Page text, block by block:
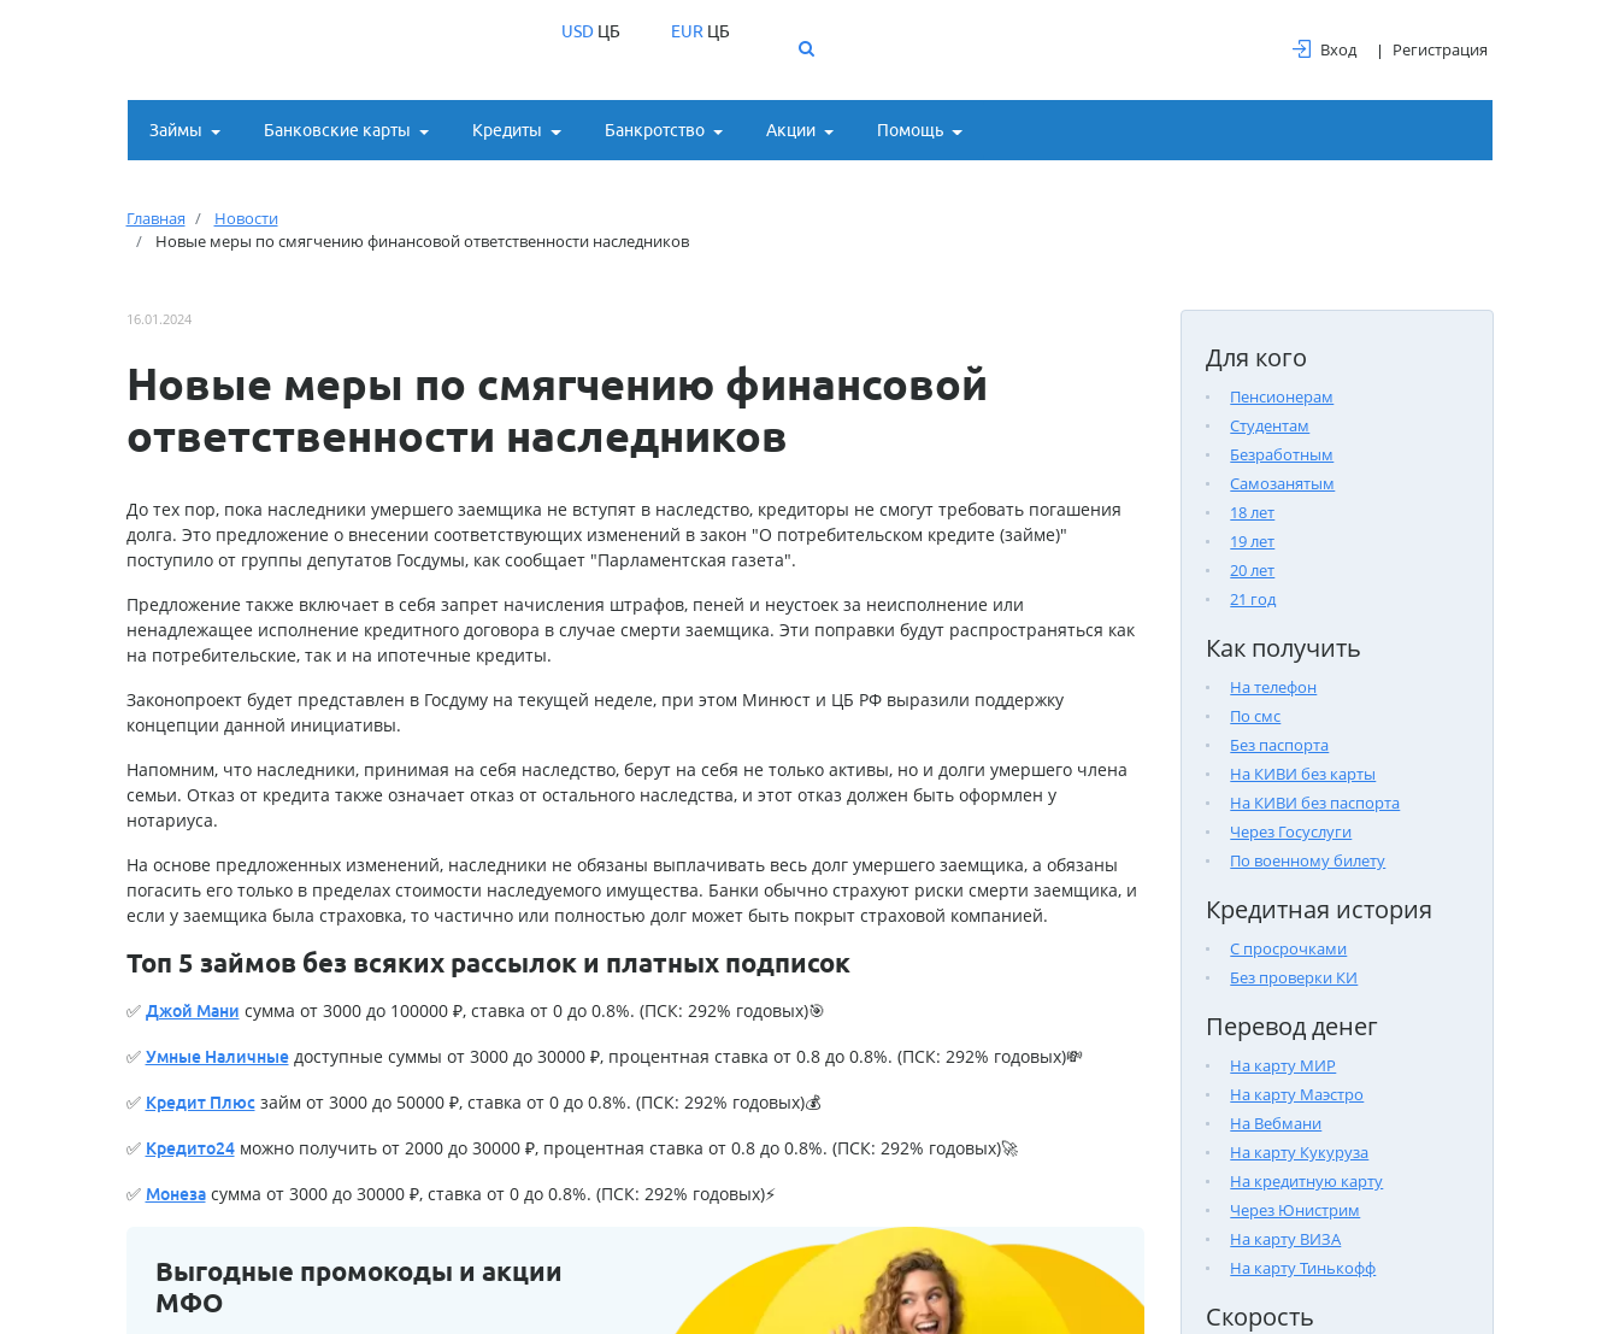
USDЦБ EUR ЦБ
Вход Регистрация
Займы Банковские карты Кредиты Банкротство Акции Помощь
Главная
Новости
Новые меры по смягчению финансовой ответственности наследников
Для кого
Пенсионерам
Студентам
Безработным
Самозанятым
18 лет
19 лет
20 лет
21 год
Как получить
На телефон
По смс
Без паспорта
На КИВИ без карты
На КИВИ без паспорта
Через Госуслуги
По военному билету
Кредитная история
С просрочками
Без проверки КИ
Перевод денег
На карту МИР
На карту Маэстро
На Вебмани
На карту Кукуруза
На кредитную карту
Через Юнистрим
На карту ВИЗА
На карту Тинькофф
Скорость
16.01.2024
Новые меры по смягчению финансовой
ответственности наследников
До тех пор, пока наследники умершего заемщика не вступят в наследство, кредиторы не смогут требовать погашения
долга. Это предложение о внесении соответствующих изменений в закон "О потребительском кредите (займе)"
поступило от группы депутатов Госдумы, как сообщает "Парламентская газета".
Предложение также включает в себя запрет начисления штрафов, пеней и неустоек за неисполнение или
ненадлежащее исполнение кредитного договора в случае смерти заемщика. Эти поправки будут распространяться как
на потребительские, так и на ипотечные кредиты.
Законопроект будет представлен в Госдуму на текущей неделе, при этом Минюст и ЦБ РФ выразили поддержку
концепции данной инициативы.
Напомним, что наследники, принимая на себя наследство, берут на себя не только активы, но и долги умершего члена
семьи. Отказ от кредита также означает отказ от остального наследства, и этот отказ должен быть оформлен у
нотариуса.
На основе предложенных изменений, наследники не обязаны выплачивать весь долг умершего заемщика, а обязаны
погасить его только в пределах стоимости наследуемого имущества. Банки обычно страхуют риски смерти заемщика, и
если у заемщика была страховка, то частично или полностью долг может быть покрыт страховой компанией.
Топ 5 займов без всяких рассылок и платных подписок
✅ Джой Мани сумма от 3000 до 100000 ₽, ставка от 0 до 0.8%. (ПСК: 292% годовых)🎯
✅ Умные Наличныедоступные суммы от 3000 до 30000 ₽, процентная ставка от 0.8 до 0.8%. (ПСК: 292% годовых)💸
✅ Кредит Плюсзайм от 3000 до 50000 ₽, ставка от 0 до 0.8%. (ПСК: 292% годовых)💰
✅ Кредито24можно получить от 2000 до 30000 ₽, процентная ставка от 0.8 до 0.8%. (ПСК: 292% годовых)🚀
✅ Монезасумма от 3000 до 30000 ₽, ставка от 0 до 0.8%. (ПСК: 292% годовых)⚡
Выгодные промокоды и акции
МФО